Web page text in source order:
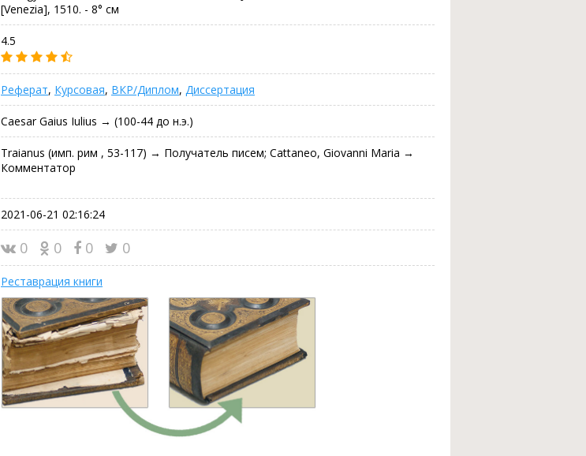
[Venezia], 1510. - 8° см
4.5
Реферат, Курсовая, ВКР/Диплом, Диссертация
Caesar Gaius Iulius → (100-44 до н.э.)
Traianus (имп. рим , 53-117) → Получатель писем; Cattaneo, Giovanni Maria →
Комментатор
2021-06-21 02:16:24
0 0 0 0
Реставрация книги